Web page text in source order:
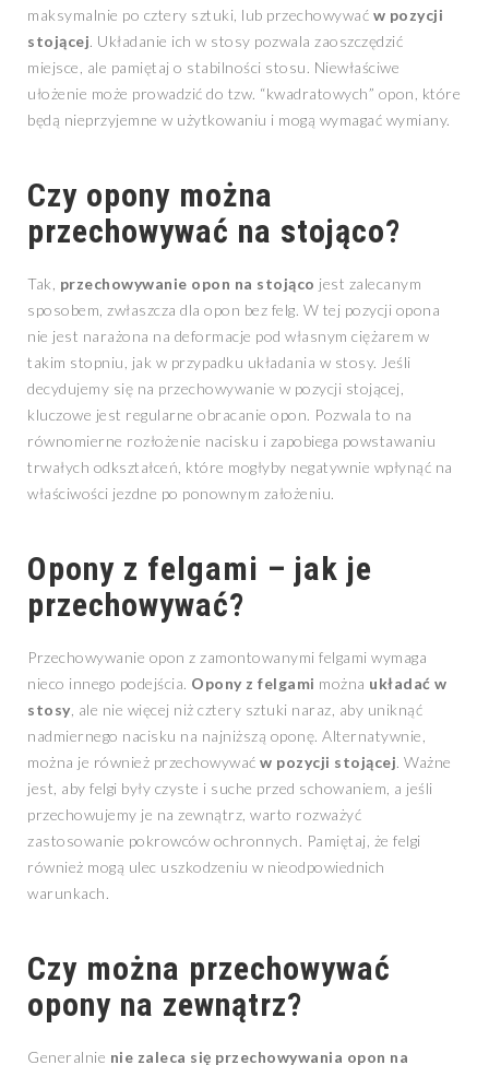
maksymalnie po cztery sztuki, lub przechowywać w pozycji
stojącej. Układanie ich w stosy pozwala zaoszczędzić
miejsce, ale pamiętaj o stabilności stosu. Niewłaściwe
ułożenie może prowadzić do tzw. “kwadratowych” opon, które
będą nieprzyjemne w użytkowaniu i mogą wymagać wymiany.
Czy opony można
przechowywać na stojąco?
Tak, przechowywanie opon na stojąco jest zalecanym
sposobem, zwłaszcza dla opon bez felg. W tej pozycji opona
nie jest narażona na deformacje pod własnym ciężarem w
takim stopniu, jak w przypadku układania w stosy. Jeśli
decydujemy się na przechowywanie w pozycji stojącej,
kluczowe jest regularne obracanie opon. Pozwala to na
równomierne rozłożenie nacisku i zapobiega powstawaniu
trwałych odkształceń, które mogłyby negatywnie wpłynąć na
właściwości jezdne po ponownym założeniu.
Opony z felgami – jak je
przechowywać?
Przechowywanie opon z zamontowanymi felgami wymaga
nieco innego podejścia. Opony z felgami można układać w
stosy , ale nie więcej niż cztery sztuki naraz, aby uniknąć
nadmiernego nacisku na najniższą oponę. Alternatywnie,
można je również przechowywać w pozycji stojącej. Ważne
jest, aby felgi były czyste i suche przed schowaniem, a jeśli
przechowujemy je na zewnątrz, warto rozważyć
zastosowanie pokrowców ochronnych. Pamiętaj, że felgi
również mogą ulec uszkodzeniu w nieodpowiednich
warunkach.
Czy można przechowywać
opony na zewnątrz?
Generalnie nie zaleca się przechowywania opon na